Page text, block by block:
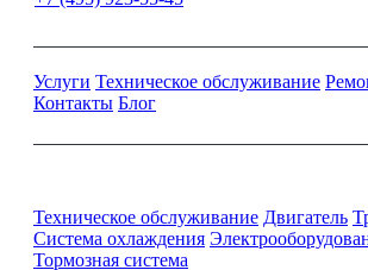
Услуги Техническое обслуживание
Контакты Блог
Техническое обслуживание Двигатель
Система охлаждения
Тормозная система